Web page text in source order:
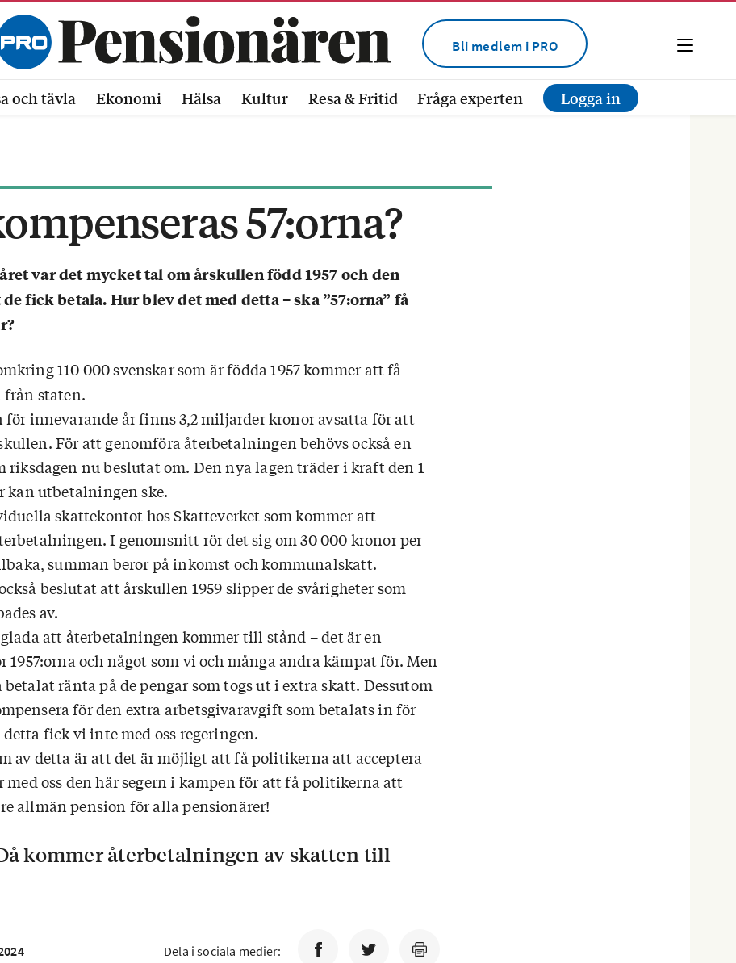
Bli medlem i PRO
och tävla Ekonomi Hälsa Kultur Resa & Fritid Fråga experten Logga in
57:orna?
var det mycket tal om årskullen född 1957 och den
fick betala. Hur blev det med detta – ska ”57:orna” få
110 000 svenskar som är födda 1957 kommer att få
staten.
för innevarande år finns 3,2 miljarder kronor avsatta för att
För att genomföra återbetalningen behövs också en
riksdagen nu beslutat om. Den nya lagen träder i kraft den 1
kan utbetalningen ske.
skattekontot hos Skatteverket som kommer att
I genomsnitt rör det sig om 30 000 kronor per
summan beror på inkomst och kommunalskatt.
beslutat att årskullen 1959 slipper de svårigheter som
av.
glada att återbetalningen kommer till stånd – det är en
1957:orna och något som vi och många andra kämpat för. Men
betalat ränta på de pengar som togs ut i extra skatt. Dessutom
för den extra arbetsgivaravgift som betalats in för
fick vi inte med oss regeringen.
av detta är att det är möjligt att få politikerna att acceptera
med oss den här segern i kampen för att få politikerna att
allmän pension för alla pensionärer!
kommer återbetalningen av skatten till
Dela i sociala medier: